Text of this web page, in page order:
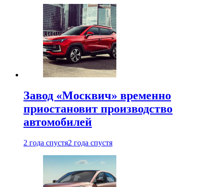
Завод «Москвич» временно
приостановит производство
автомобилей
2 года спустя2 года спустя